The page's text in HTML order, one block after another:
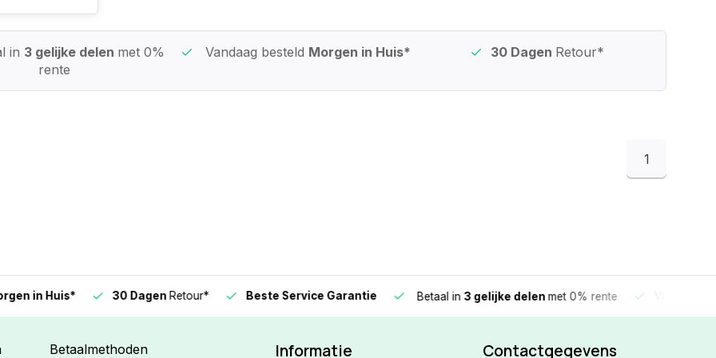
in 3 gelijke delen met 0%
rente
Vandaag besteld Morgen in Huis* 30 Dagen Retour*
1
in Huis* 30 DagenRetour* Beste Service Garantie Betaal in 3 gelijke delen met 0% rente Vandaag
Betaalmethoden Informatie Contactgegevens